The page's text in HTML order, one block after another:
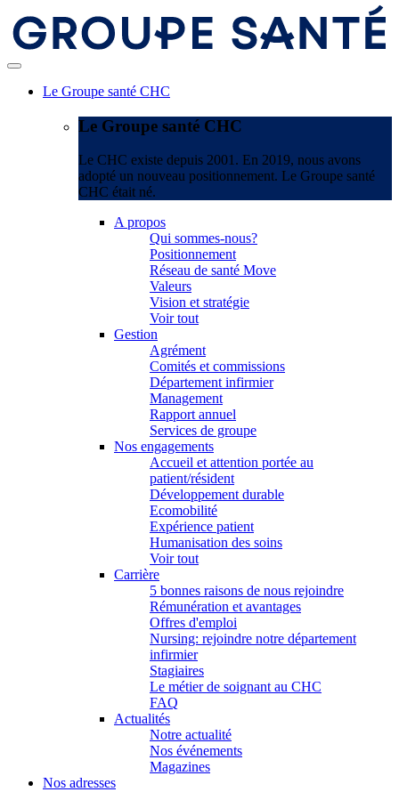
Le Groupe santé CHC
Le Groupe santé CHC
Le CHC existe depuis 2001. En 2019, nous avons
adopté un nouveau positionnement. Le Groupe santé
CHC était né.
A propos
Qui sommes-nous?
Positionnement
Réseau de santé Move
Valeurs
Vision et stratégie
Voir tout
Gestion
Agrément
Comités et commissions
Département infirmier
Management
Rapport annuel
Services de groupe
Nos engagements
Accueil et attention portée au
patient/résident
Développement durable
Ecomobilité
Expérience patient
Humanisation des soins
Voir tout
Carrière
5 bonnes raisons de nous rejoindre
Rémunération et avantages
Offres d'emploi
Nursing: rejoindre notre département
infirmier
Stagiaires
Le métier de soignant au CHC
FAQ
Actualités
Notre actualité
Nos événements
Magazines
Nos adresses